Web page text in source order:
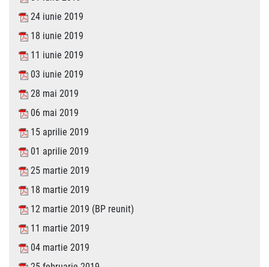
24 iunie 2019
18 iunie 2019
11 iunie 2019
03 iunie 2019
28 mai 2019
06 mai 2019
15 aprilie 2019
01 aprilie 2019
25 martie 2019
18 martie 2019
12 martie 2019 (BP reunit)
11 martie 2019
04 martie 2019